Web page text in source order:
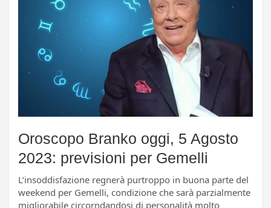
Oroscopo Branko oggi, 5 Agosto
2023: previsioni per Gemelli
L’insoddisfazione regnerà purtroppo in buona parte del
weekend per Gemelli, condizione che sarà parzialmente
migliorabile circorndandosi di personalità molto